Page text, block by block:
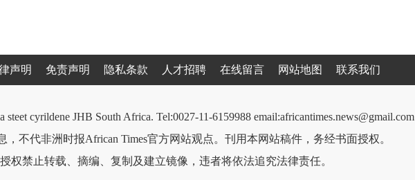
声明 免责声明 隐私条款 人才招聘 在线留言 网站地图 联系我们
steet cyrildene JHB South Africa. Tel:0027-11-6159988 email:africantimes.news@gmail.com
，不代非洲时报African Times官方网站观点。刊用本网站稿件，务经书面授权。
权禁止转载、摘编、复制及建立镜像，违者将依法追究法律责任。